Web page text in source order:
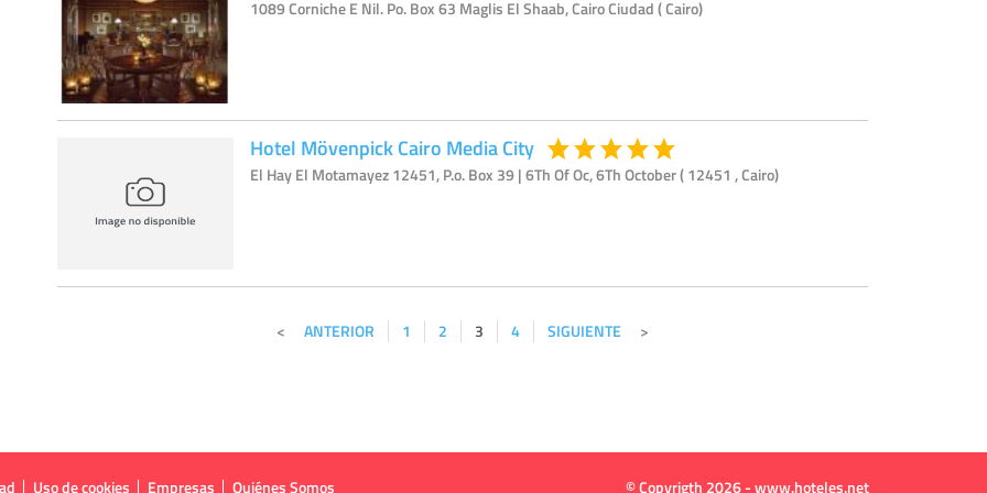
1089 Corniche E Nil. Po. Box 63 Maglis El Shaab, Cairo Ciudad ( Cairo)
Hotel Mövenpick Cairo Media City
El Hay El Motamayez 12451, P.o. Box 39 | 6Th Of Oc, 6Th October ( 12451 , Cairo)
ANTERIOR 1 2 3 4 SIGUIENTE
Uso de cookies Empresas Quiénes Somos © Copyrigth 2026 - www.hoteles.net